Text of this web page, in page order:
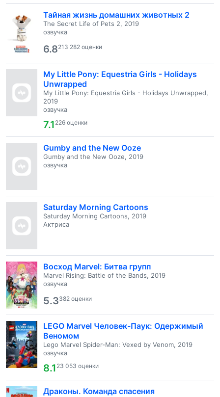
Тайная жизнь домашних животных 2
The Secret Life of Pets 2, 2019
озвучка
6.8213 282 оценки
My Little Pony: Equestria Girls - Holidays
Unwrapped
My Little Pony: Equestria Girls - Holidays Unwrapped,
2019
озвучка
7.1 226 оценки
Gumby and the New Ooze
Gumby and the New Ooze, 2019
озвучка
Saturday Morning Cartoons
Saturday Morning Cartoons, 2019
Актриса
Восход Marvel: Битва групп
Marvel Rising: Battle of the Bands, 2019
озвучка
5.3382 оценки
LEGO Marvel Человек-Паук: Одержимый
Веномом
Lego Marvel Spider-Man: Vexed by Venom, 2019
озвучка
8.1 23 053 оценки
Драконы. Команда спасения